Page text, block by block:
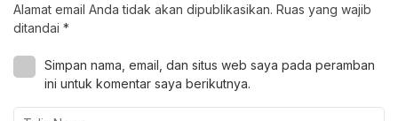
Alamat email Anda tidak akan dipublikasikan. Ruas yang wajib
ditandai *
Simpan nama, email, dan situs web saya pada peramban
ini untuk komentar saya berikutnya.